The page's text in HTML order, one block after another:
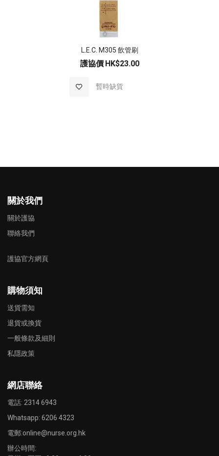
L.E.C. M305 飲管刷
護協價 HK$23.00
暫時缺貨
加入至願望清單
關於我們
關於護協
聯絡我們
護協官方網頁
購物須知
送貨需知
退貨或換貨
一般條款及細則
私隱政策
網店聯絡
電話: 2314 6943
Whatsapp: 6206 4323
電郵:online@nurse.org.hk
辦公時間: